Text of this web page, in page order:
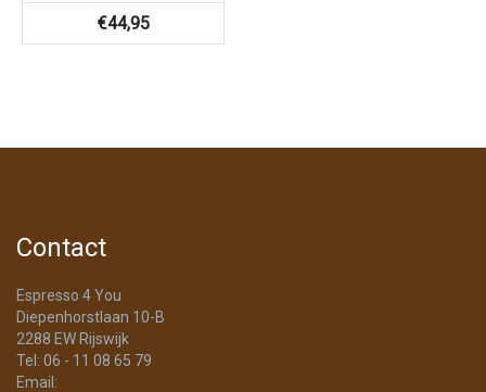
€44,95
Contact
Espresso 4 You
Diepenhorstlaan 10-B
2288 EW Rijswijk
Tel: 06 - 11 08 65 79
Email: